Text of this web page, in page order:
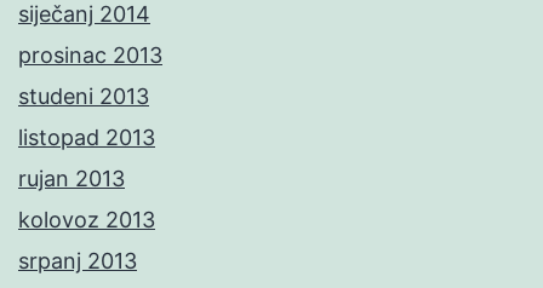
siječanj 2014
prosinac 2013
studeni 2013
listopad 2013
rujan 2013
kolovoz 2013
srpanj 2013